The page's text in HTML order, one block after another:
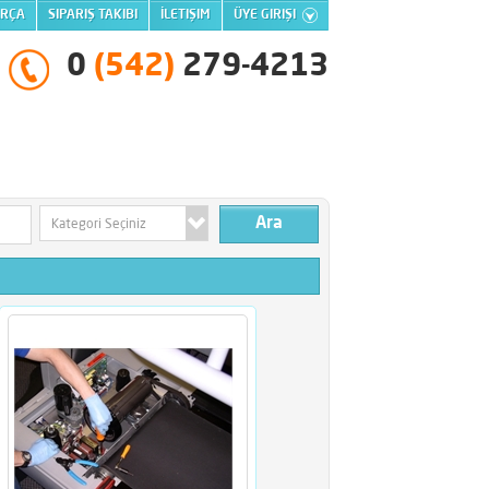
SIPARIŞ TAKIBI İLETIŞIM ÜYE GIRIŞI
0 (542) 279-4213
Kategori Seçiniz